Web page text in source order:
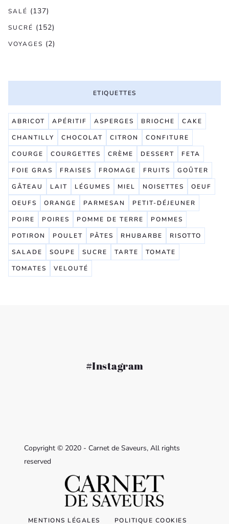
SALÉ (137)
SUCRÉ (152)
VOYAGES (2)
ETIQUETTES
ABRICOT APÉRITIF ASPERGES BRIOCHE
CAKE
CHANTILLY
CHOCOLAT CITRON
CONFITURE
COURGE
COURGETTES CRÈME DESSERT
FETA
FOIE GRAS
FRAISES FROMAGE FRUITS
GOÛTER
GÂTEAU
LAIT LÉGUMES MIEL NOISETTES
OEUF
OEUFS
ORANGE PARMESAN
PETIT-DÉJEUNER
POIRE
POIRES POMME DE TERRE
POMMES
POTIRON
POULET PÂTES RHUBARBE
RISOTTO
SALADE
SOUPE SUCRE TARTE
TOMATE
TOMATES
VELOUTÉ
#Instagram
Copyright © 2020 - Carnet de Saveurs, All rights
reserved
MENTIONS LÉGALES POLITIQUE COOKIES